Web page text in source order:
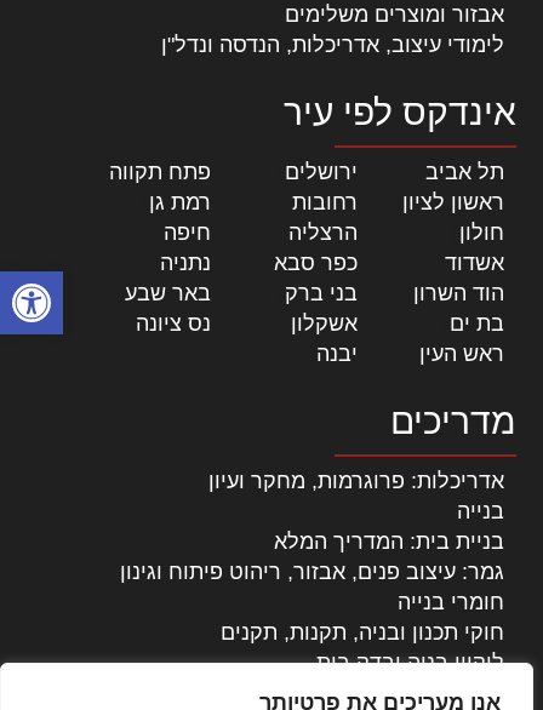
פתח
אנו מעריכים את פרטיותך
אבזור ומוצרים משלימים
לימודי עיצוב, אדריכלות, הנדסה ונדל"ן
אינדקס לפי עיר
תל אביב ירושלים פתח תקווה
ראשון לציון
רחובות רמת גן
חולון
הרצליה חיפה
אשדוד
כפר סבא נתניה
הוד השרון
בני ברק באר שבע
בת ים
אשקלון נס ציונה
ראש העין
יבנה
מדריכים
אדריכלות: פרוגרמות, מחקר ועיון
בנייה
בניית בית: המדריך המלא
גמר: עיצוב פנים, אבזור, ריהוט פיתוח וגינון
חומרי בנייה
חוקי תכנון ובניה, תקנות, תקנים
ליקויי בניה ובדק בית
נדל"ן: זכויות, אגרות ועסקאות